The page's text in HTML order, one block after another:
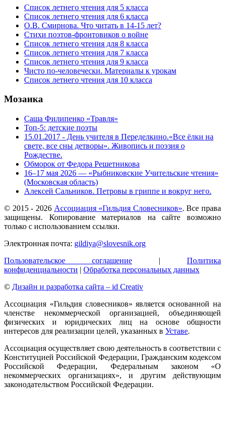
Список летнего чтения для 5 класса
Список летнего чтения для 6 класса
О.В. Смирнова. Что читать в 14-15 лет?
Стихи поэтов-фронтовиков о войне
Список летнего чтения для 8 класса
Список летнего чтения для 7 класса
Список летнего чтения для 9 класса
Чисто по-человечески. Материалы к урокам
Список летнего чтения для 10 класса
Мозаика
Саша Филипенко «Травля»
Топ-5: детские поэты
15.01.2017 - День учителя в Переделкино.«Все ёлки на
свете, все сны детворы». Живопись и поэзия о
Рождестве.
Обморок от Федора Решетникова
16–17 мая 2026 — «Рыбниковские Учительские чтения»
(Московская область)
Алексей Сальников. Петровы в гриппе и вокруг него.
© 2015 - 2026 Ассоциация «Гильдия Словесников». Все права
защищены. Копирование материалов на сайте возможно
только с использованием ссылки.
Электронная почта: gildiya@slovesnik.org
Пользовательское соглашение | Политика
конфиденциальности | Обработка персональных данных
© Дизайн и разработка сайта – id Creativ
Ассоциация «Гильдия словесников» является основанной на
членстве некоммерческой организацией, объединяющей
физических и юридических лиц на основе общности
интересов для реализации целей, указанных в Уставе.
Ассоциация осуществляет свою деятельность в соответствии с
Конституцией Российской Федерации, Гражданским кодексом
Российской Федерации, Федеральным законом «О
некоммерческих организациях», и другим действующим
законодательством Российской Федерации.